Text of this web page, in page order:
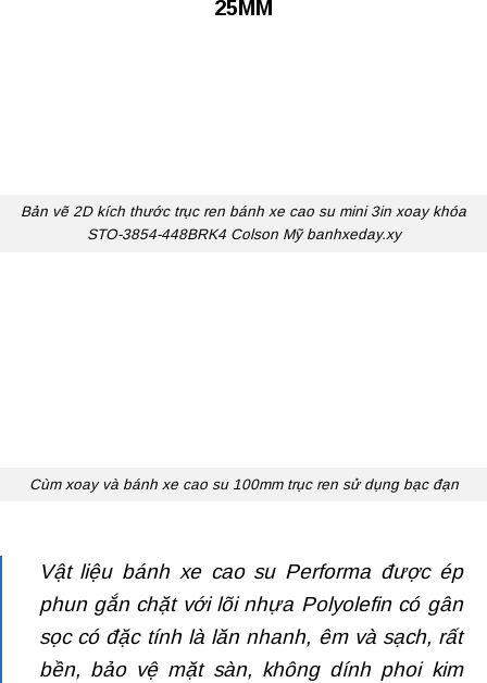
25MM
Bản vẽ 2D kích thước trục ren bánh xe cao su mini 3in xoay khóa
STO-3854-448BRK4 Colson Mỹ banhxeday.xy
Cùm xoay và bánh xe cao su 100mm trục ren sử dụng bạc đạn
Vật liệu bánh xe cao su Performa được ép
phun gắn chặt với lõi nhựa Polyolefin có gân
sọc có đặc tính là lăn nhanh, êm và sạch, rất
bền, bảo vệ mặt sàn, không dính phoi kim